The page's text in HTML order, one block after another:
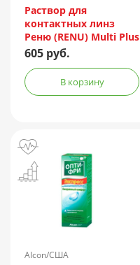
Incorporated/Италия
Раствор для
контактных линз
Реню (RENU) Multi Plus
360мл + контейнер
605 руб.
В корзину
Alcon/США